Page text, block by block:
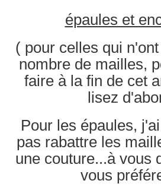
épaules et
( pour celles qui
nombre de mailles,
faire à la fin de cet
lisez
Pour les épaules,
pas rabattre les
une couture...à vous
vous